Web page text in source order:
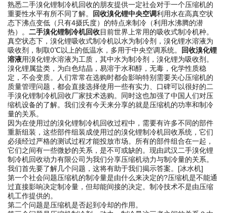
熟悉二手溴化锂制冷机回收的朋友提供一定社会对于一个压缩机的
重要性水平有所不同了解。
回收溴化锂中央空调利用水在高真空状
态下沸点变低（只有4摄氏度）的特点来制冷（利用水沸腾的潜
热）。 二手溴化锂制冷机回收目前世界上常用的吸收式制冷机种。
真空状态下，溴化锂吸收式制冷机以水为制冷剂，溴化锂水溶液为
吸收剂，制取0℃以上的低温水，多用于中央空调系统。
回收溴化锂
溶液用溴化锂水溶液为工质，其中水为制冷剂，溴化锂为吸收剂。
溴化锂属盐类，为白色结晶，易溶于水和醇，无毒，化学性质稳
定，不会变质。人们常常在选购时都会影响特别需要关心压缩机的
质量管理问题，都会直接选择使用一些有实力、口碑可以很好的二
手溴化锂制冷机回收厂家技术选购。同时这也加强了中国人们对压
缩机设备的了解。我们没有今天来分享的就是压缩机的功率和制冷
量的关系。
因为在使用过的溴化锂制冷机回收过程中，需要有许多不同的部件
重新组装，这些部件组装成使用过的溴化锂制冷机回收系统，它们
必须经过严格的测试过程才能投放市场。所有的部件组合在一起，
它们之间有一些微妙的关系，是不可或缺的。现由武汉二手溴化锂
制冷机回收动力有限公司为我们分享压缩机动力与制冷量的关系。
我们首先要了解几个问题，这将有助于我们揭示答案。[冰水机]
第一个社会问题压缩机的制冷量是由什么来决定的?压缩机是不能通
过直接影响决定制冷量，但却能间接的决定。制冷技术不是由压缩
机工作提供的。
第二个问题是压缩机是否起到冷却的作用。